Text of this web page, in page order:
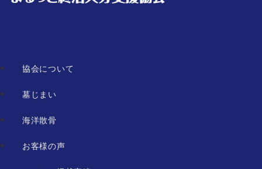
協会について
墓じまい
海洋散骨
お客様の声